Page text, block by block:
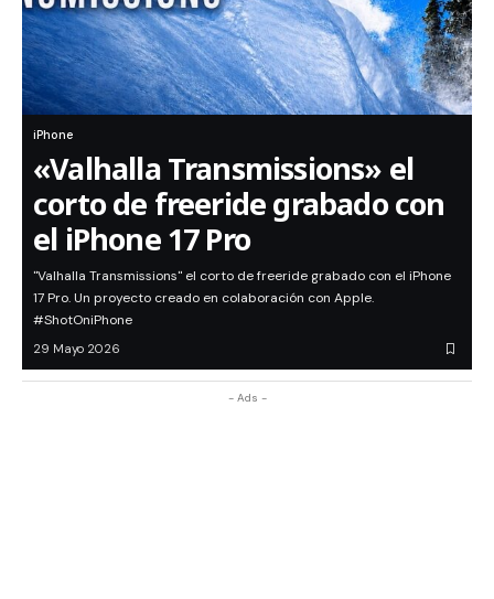
iPhone
«Valhalla Transmissions» el
corto de freeride grabado con
el iPhone 17 Pro
"Valhalla Transmissions" el corto de freeride grabado con el iPhone
17 Pro. Un proyecto creado en colaboración con Apple.
#ShotOniPhone
29 Mayo 2026
- Ads -